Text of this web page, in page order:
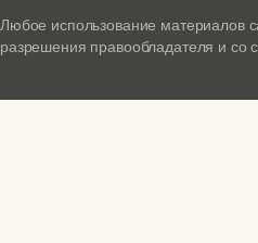
АРХИВ
Любое использование материалов
разрешения правообладателя и со